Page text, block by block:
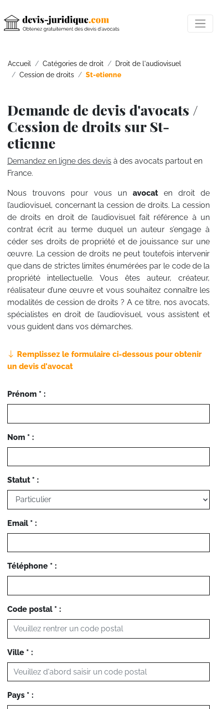
Accueil Catégories de droit
Droit de l'audiovisuel
Cession de droits
St-etienne
Demande de devis d'avocats /
Cession de droits sur St-
etienne
Demandez en ligne des devis à des avocats partout en
France.
Nous trouvons pour vous un avocat en droit de
l’audiovisuel, concernant la cession de droits. La cession
de droits en droit de l’audiovisuel fait référence à un
contrat écrit au terme duquel un auteur s’engage à
céder ses droits de propriété et de jouissance sur une
œuvre. La cession de droits ne peut toutefois intervenir
que dans de strictes limites énumérées par le code de la
propriété intellectuelle. Vous êtes auteur, créateur,
réalisateur d’une œuvre et vous souhaitez connaître les
modalités de cession de droits ? A ce titre, nos avocats,
spécialistes en droit de l’audiovisuel, vous assistent et
vous guident dans vos démarches.
Remplissez le formulaire ci-dessous pour obtenir
un devis d'avocat
Prénom * :
Nom * :
Statut * :
Email * :
Téléphone * :
Code postal * :
Ville * :
Pays * :